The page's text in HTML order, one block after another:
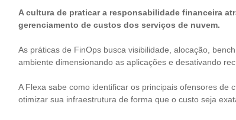
A cultura de praticar a responsabilidade financeira
gerenciamento de custos dos serviços de nuvem.
As práticas de FinOps busca visibilidade, alocação,
ambiente dimensionando as aplicações e desativando
A Flexa sabe como identificar os principais ofensores de
otimizar sua infraestrutura de forma que o custo seja